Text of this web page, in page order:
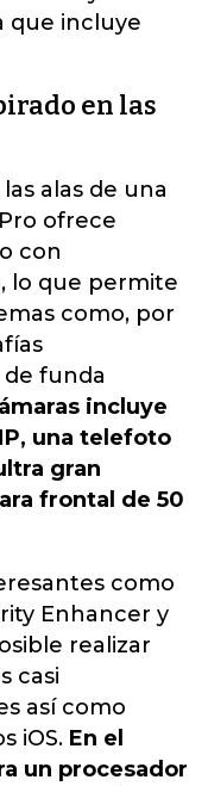
que incluye
en las
alas de una
ofrece
con
lo que permite
como, por
funda
incluye
una telefoto
gran
frontal de 50
como
Enhancer y
realizar
casi
así como
iOS. En el
un procesador